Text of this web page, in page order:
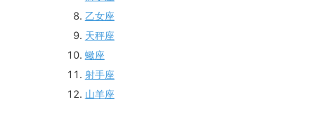
乙女座
天秤座
蠍座
射手座
山羊座